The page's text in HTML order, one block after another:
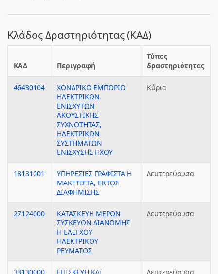
Κλάδος Δραστηριότητας (ΚΑΔ)
ΚΑΔ Περιγραφή
Τύπος
δραστηριότητας
46430104
ΧΟΝΔΡΙΚΟ ΕΜΠΟΡΙΟ
ΗΛΕΚΤΡΙΚΩΝ
ΕΝΙΣΧΥΤΩΝ
ΑΚΟΥΣΤΙΚΗΣ
ΣΥΧΝΟΤΗΤΑΣ,
ΗΛΕΚΤΡΙΚΩΝ
ΣΥΣΤΗΜΑΤΩΝ
ΕΝΙΣΧΥΣΗΣ ΗΧΟΥ
Κύρια
18131001
ΥΠΗΡΕΣΙΕΣ ΓΡΑΦΙΣΤΑ Η
ΜΑΚΕΤΙΣΤΑ, ΕΚΤΟΣ
ΔΙΑΦΗΜΙΣΗΣ
Δευτερεύουσα
27124000
ΚΑΤΑΣΚΕΥΗ ΜΕΡΩΝ
ΣΥΣΚΕΥΩΝ ΔΙΑΝΟΜΗΣ
Η ΕΛΕΓΧΟΥ
ΗΛΕΚΤΡΙΚΟΥ
ΡΕΥΜΑΤΟΣ
Δευτερεύουσα
33130000 ΕΠΙΣΚΕΥΗ ΚΑΙ Δευτερεύουσα